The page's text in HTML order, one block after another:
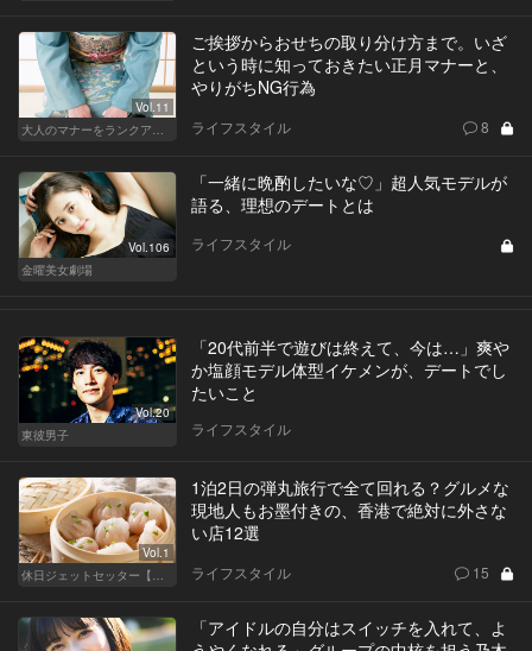
Vol.11
大人のマナーをランクアップせよ
ご挨拶からおせちの取り分け方まで。いざ
という時に知っておきたい正月マナーと、
やりがちNG行為
ライフスタイル 8
Vol.106
金曜美女劇場
「一緒に晩酌したいな♡」超人気モデルが
語る、理想のデートとは
ライフスタイル
Vol.20
東彼男子
「20代前半で遊びは終えて、今は…」爽や
か塩顔モデル体型イケメンが、デートでし
たいこと
ライフスタイル
Vol.1
休日ジェットセッター【厳選スポット編】
1泊2日の弾丸旅行で全て回れる？グルメな
現地人もお墨付きの、香港で絶対に外さな
い店12選
ライフスタイル 15
「アイドルの自分はスイッチを入れて、よ